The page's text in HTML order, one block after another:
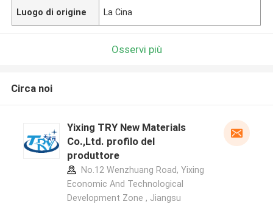
Luogo di origine La Cina
Osservi più
Circa noi
Yixing TRY New Materials
Co.,Ltd. profilo del
produttore
No.12 Wenzhuang Road, Yixing
Economic And Technological
Development Zone , Jiangsu